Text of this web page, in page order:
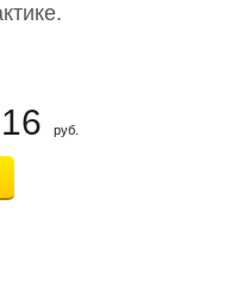
(пра
руб.